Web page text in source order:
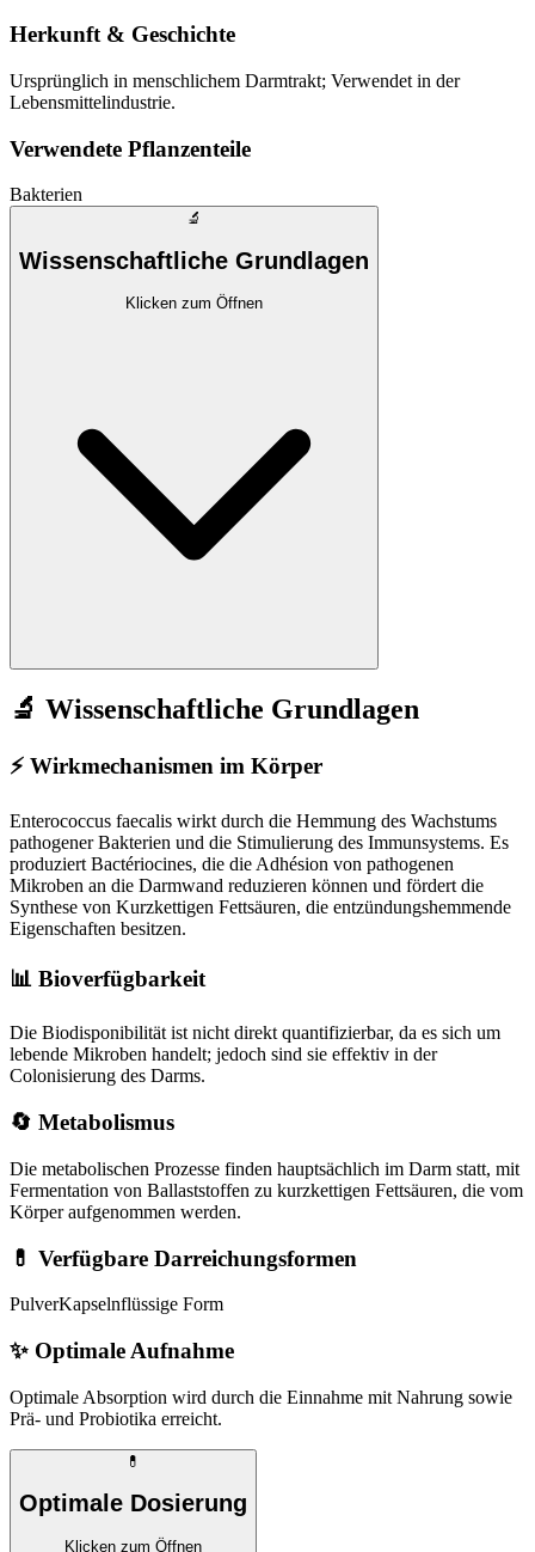
Herkunft & Geschichte
Ursprünglich in menschlichem Darmtrakt; Verwendet in der
Lebensmittelindustrie.
Verwendete Pflanzenteile
Bakterien
🔬
Wissenschaftliche Grundlagen
Klicken zum Öffnen
🔬 Wissenschaftliche Grundlagen
⚡ Wirkmechanismen im Körper
Enterococcus faecalis wirkt durch die Hemmung des Wachstums
pathogener Bakterien und die Stimulierung des Immunsystems. Es
produziert Bactériocines, die die Adhésion von pathogenen
Mikroben an die Darmwand reduzieren können und fördert die
Synthese von Kurzkettigen Fettsäuren, die entzündungshemmende
Eigenschaften besitzen.
📊 Bioverfügbarkeit
Die Biodisponibilität ist nicht direkt quantifizierbar, da es sich um
lebende Mikroben handelt; jedoch sind sie effektiv in der
Colonisierung des Darms.
🔄 Metabolismus
Die metabolischen Prozesse finden hauptsächlich im Darm statt, mit
Fermentation von Ballaststoffen zu kurzkettigen Fettsäuren, die vom
Körper aufgenommen werden.
💊 Verfügbare Darreichungsformen
PulverKapselnflüssige Form
✨ Optimale Aufnahme
Optimale Absorption wird durch die Einnahme mit Nahrung sowie
Prä- und Probiotika erreicht.
💊
Optimale Dosierung
Klicken zum Öffnen